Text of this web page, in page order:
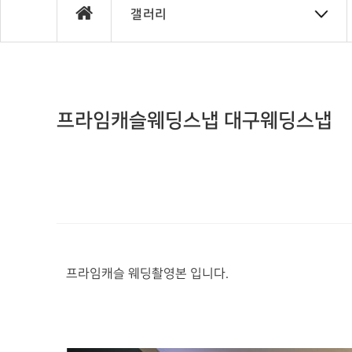
갤러리
프라임캐슬웨딩스냅 대구웨딩스냅
프라임캐슬 웨딩촬영본 입니다.